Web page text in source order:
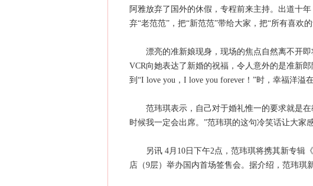
阿雅放弃了国外的休假，专程前来主持。出道十
弃“老范范”，把“新范范”带给大家，把“所有喜欢
漂亮的准新娘现身，现场的焦点自然离不开即
VCR向她表达了新婚的祝福，令人意外的是准新
到“I love you，I love you forever！”时，幸福洋溢在
范玮琪表示，自己对于婚礼惟一的要求就是在
时候我一定会出席。”范玮琪的这句冷笑话让大家
另讯 4月10日下午2点，范玮琪将携其新专辑《
店（9层）举办国内首场签售会。据介绍，范玮琪